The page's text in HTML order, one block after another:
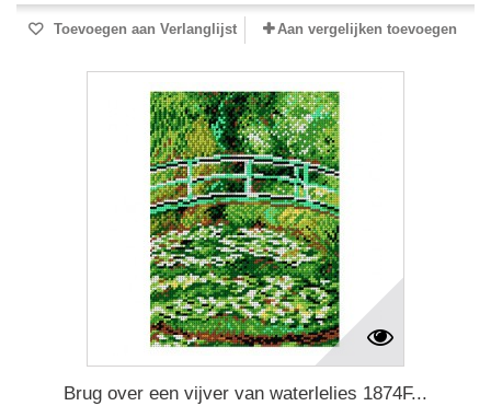
Toevoegen aan Verlanglijst Aan vergelijken toevoegen
Brug over een vijver van waterlelies 1874F...